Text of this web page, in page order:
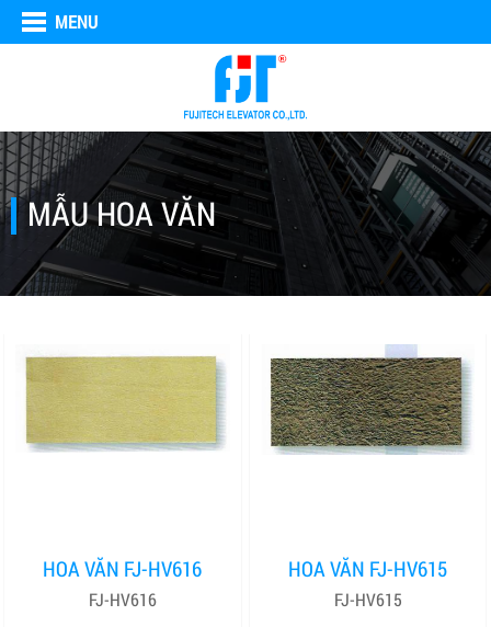
MENU
MẪU HOA VĂN
HOA VĂN FJ-HV616
FJ-HV616
HOA VĂN FJ-HV615
FJ-HV615